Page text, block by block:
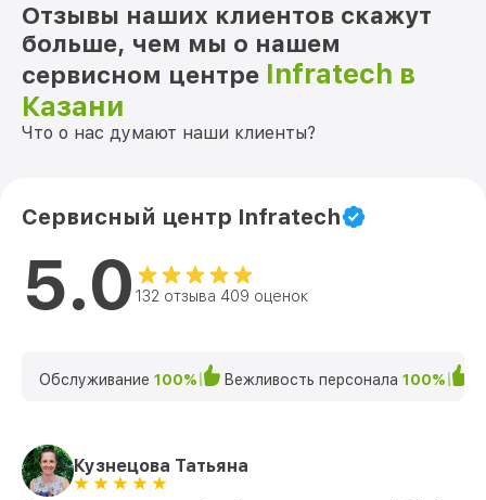
Отзывы наших клиентов скажут
больше, чем мы о нашем
сервисном центре Infratech в
Казани
Что о нас думают наши клиенты?
Сервисный центр Infratech
5.0 132 отзыва 409 оценок
Обслуживание 100% Вежливость персонала 100%
Кузнецова Татьяна